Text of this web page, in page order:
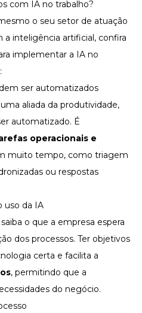
com IA no trabalho?
o seu setor de atuação
a inteligência artificial, confira
implementar a IA no
ser automatizados
aliada da produtividade,
automatizado. É
operacionais e
muito tempo, como triagem
ou respostas
uso da IA
o que a empresa espera
dos processos. Ter objetivos
certa e facilita a
, permitindo que a
do negócio.